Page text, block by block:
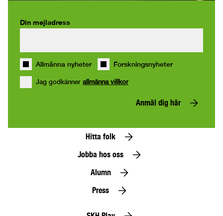
Din mejladress
Allmänna nyheter Forskningsnyheter
Jag godkänner allmänna villkor
Anmäl dig här
Hitta folk
Jobba hos oss
Alumn
Press